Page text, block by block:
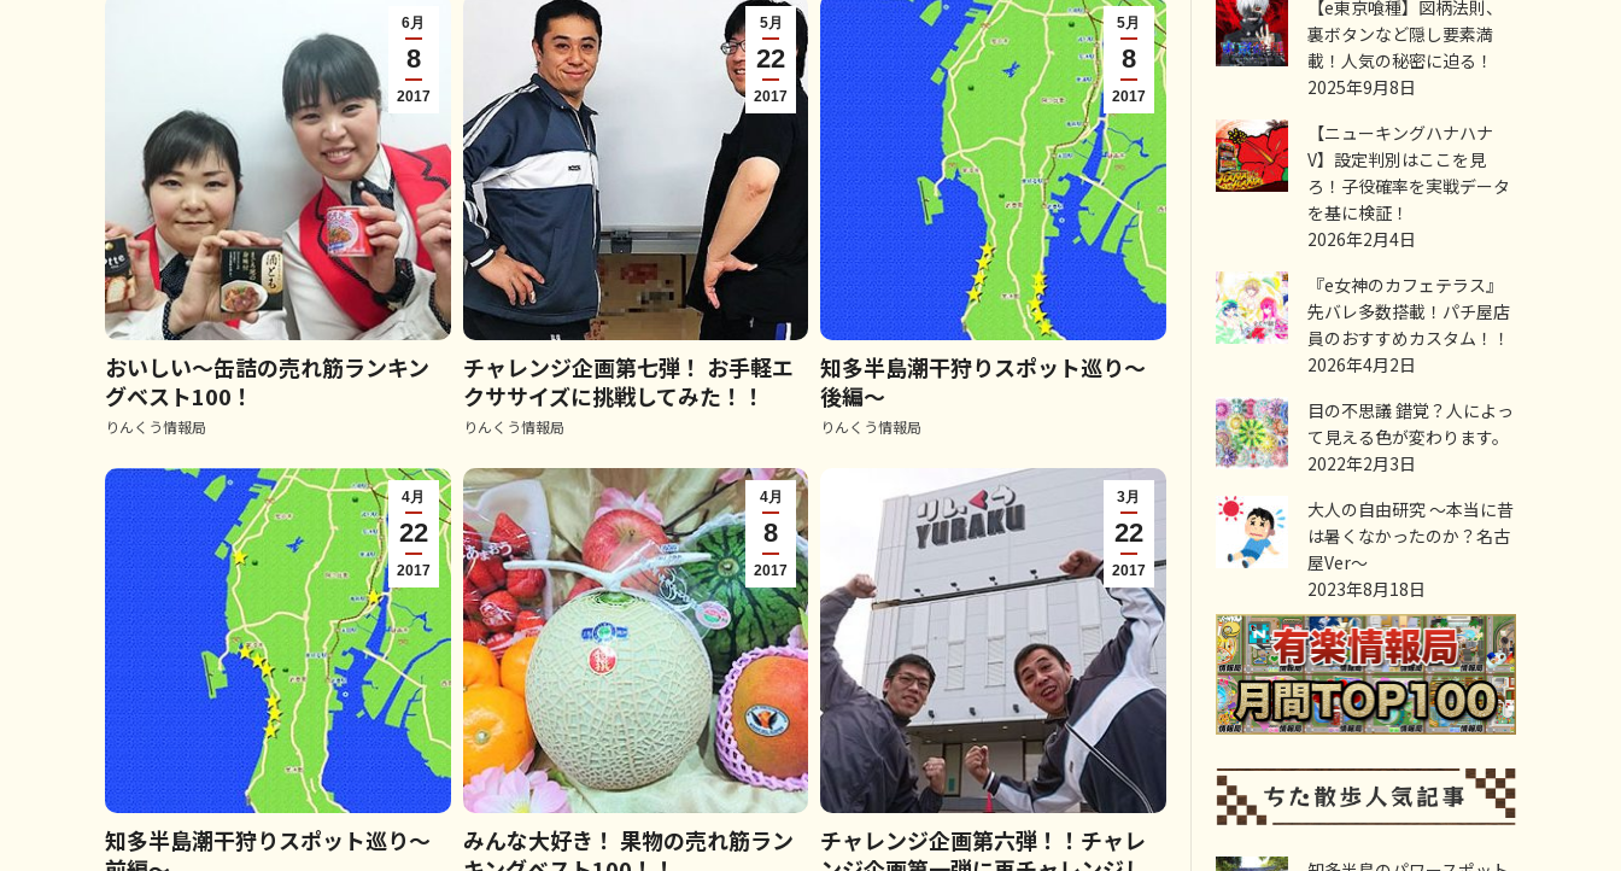
6月
8
2017
おいしい～缶詰の売れ筋ランキン
グベスト100！
りんくう情報局
5月
22
2017
チャレンジ企画第七弾！ お手軽エ
クササイズに挑戦してみた！！
りんくう情報局
5月
8
2017
知多半島潮干狩りスポット巡り～
後編～
りんくう情報局
4月
22
2017
知多半島潮干狩りスポット巡り～
4月
8
2017
みんな大好き！ 果物の売れ筋ラン
3月
22
2017
チャレンジ企画第六弾！！チャレ
【e東京喰種】図柄法則、
裏ボタンなど隠し要素満
載！人気の秘密に迫る！
2025年9月8日
【ニューキングハナハナ
V】設定判別はここを見
ろ！子役確率を実戦データ
を基に検証！
2026年2月4日
『e女神のカフェテラス』
先バレ多数搭載！パチ屋店
員のおすすめカスタム！！
2026年4月2日
目の不思議 錯覚？人によっ
て見える色が変わります。
2022年2月3日
大人の自由研究 ～本当に昔
は暑くなかったのか？名古
屋Ver～
2023年8月18日